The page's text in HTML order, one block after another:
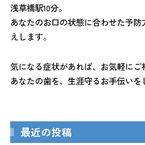
浅草橋駅10分。
あなたのお口の状態に合わせた予
えします。
気になる症状があれば、お気軽に
あなたの歯を、生涯守るお手伝いを
最近の投稿